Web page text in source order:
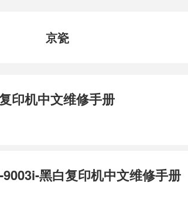
京瓷
印机中文维修手册
黑白复印机中文维修手册